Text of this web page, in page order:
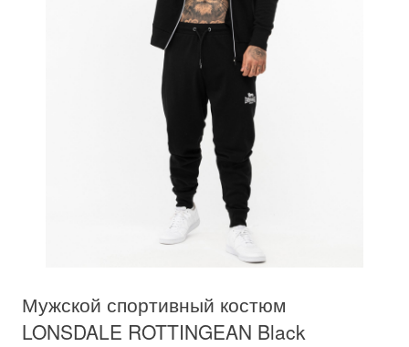
Мужской спортивный костюм
LONSDALE ROTTINGEAN Black